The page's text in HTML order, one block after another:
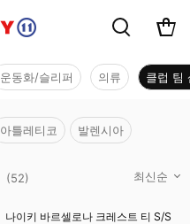
운동화/슬리퍼 의류 클럽 팀
아틀레티코 발렌시아
(52)
나이키 바르셀로나 크레스트 티 S/S